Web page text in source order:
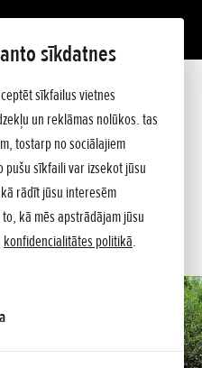
sīkdatnes
sīkfailus vietnes
un reklāmas nolūkos. tas
tostarp no sociālajiem
pušu sīkfaili var izsekot jūsu
rādīt jūsu interesēm
kā mēs apstrādājam jūsu
konfidencialitātes politikā.
opens in a new tab